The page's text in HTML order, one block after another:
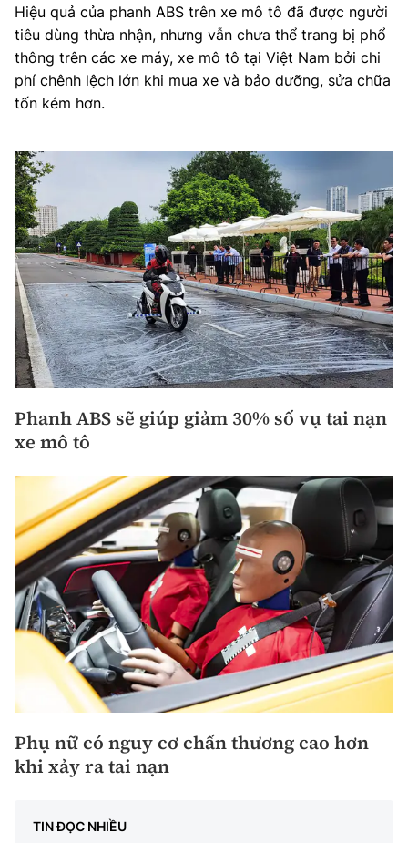
Hiệu quả của phanh ABS trên xe mô tô đã được người
tiêu dùng thừa nhận, nhưng vẫn chưa thể trang bị phổ
thông trên các xe máy, xe mô tô tại Việt Nam bởi chi
phí chênh lệch lớn khi mua xe và bảo dưỡng, sửa chữa
tốn kém hơn.
Phanh ABS sẽ giúp giảm 30% số vụ tai nạn
xe mô tô
Phụ nữ có nguy cơ chấn thương cao hơn
khi xảy ra tai nạn
TIN ĐỌC NHIỀU